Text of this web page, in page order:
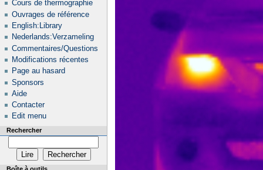
Cours de thermographie
Ouvrages de référence
English:Library
Nederlands:Verzameling
Commentaires/Questions
Modifications récentes
Page au hasard
Sponsors
Aide
Contacter
Edit menu
Rechercher